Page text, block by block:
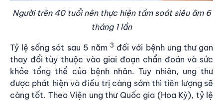
Người trên 40 tuổi nên thực hiện tầm soát siêu âm 6
tháng 1 lần
Tỷ lệ sống sót sau 5 năm 3 đối với bệnh ung thư gan
thay đổi tùy thuộc vào giai đoạn chẩn đoán và sức
khỏe tổng thể của bệnh nhân. Tuy nhiên, ung thư
được phát hiện và điều trị càng sớm thì tiên lượng sẽ
càng tốt. Theo Viện ung thư Quốc gia (Hoa Kỳ), tỷ lệ